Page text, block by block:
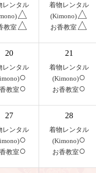
レンタル
△
教室 △
着物レンタル
(Kimono)△
お香教室 △
20
レンタル
○
教室○
21
着物レンタル
(Kimono)○
お香教室○
27
レンタル
○
教室○
28
着物レンタル
(Kimono)○
お香教室○